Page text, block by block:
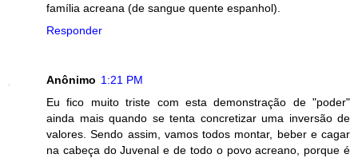
família acreana (de sangue quente espanhol).
Responder
Anônimo 1:21 PM
Eu fico muito triste com esta demonstração de "poder"
ainda mais quando se tenta concretizar uma inversão de
valores. Sendo assim, vamos todos montar, beber e cagar
na cabeça do Juvenal e de todo o povo acreano, porque é